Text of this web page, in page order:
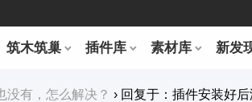
筑木筑巢 插件库 素材库 新发
没有，怎么解决？ › 回复于：插件安装好